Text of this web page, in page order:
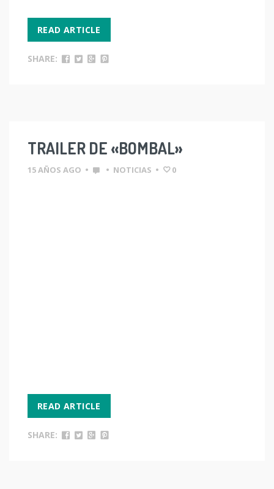
READ ARTICLE
SHARE:
TRAILER DE «BOMBAL»
15 AÑOS AGO • • NOTICIAS • 0
READ ARTICLE
SHARE: